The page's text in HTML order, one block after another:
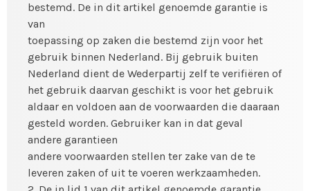
bestemd. De in dit artikel genoemde garantie is
van
toepassing op zaken die bestemd zijn voor het
gebruik binnen Nederland. Bij gebruik buiten
Nederland dient de Wederpartij zelf te verifiëren of
het gebruik daarvan geschikt is voor het gebruik
aldaar en voldoen aan de voorwaarden die daaraan
gesteld worden. Gebruiker kan in dat geval
andere garantieen
andere voorwaarden stellen ter zake van de te
leveren zaken of uit te voeren werkzaamheden.